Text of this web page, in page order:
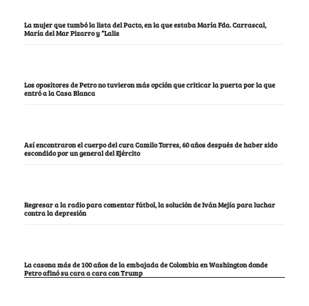
La mujer que tumbó la lista del Pacto, en la que estaba María Fda. Carrascal,
María del Mar Pizarro y “Lalis
Los opositores de Petro no tuvieron más opción que criticar la puerta por la que
entró a la Casa Blanca
Así encontraron el cuerpo del cura Camilo Torres, 60 años después de haber sido
escondido por un general del Ejército
Regresar a la radio para comentar fútbol, la solución de Iván Mejía para luchar
contra la depresión
La casona más de 100 años de la embajada de Colombia en Washington donde
Petro afinó su cara a cara con Trump